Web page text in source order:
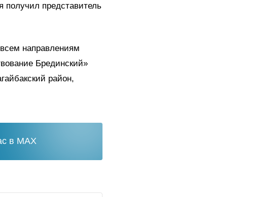
представитель
направлениям
Брединский»
район,
в MAX